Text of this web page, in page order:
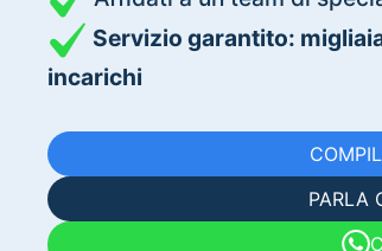
Servizio garantito:
incarichi
PARLA